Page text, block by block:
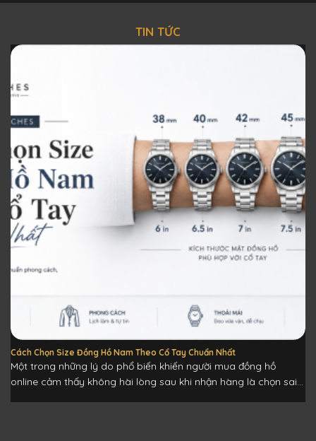
TIN TỨC
Cách Chọn Size Đồng Hồ Nam Theo Cổ Tay Chuẩn Nhất
Một trong những lý do phổ biến khiến người mua đồng hồ
online cảm thấy không hài lòng sau khi nhận hàng là chọn sai...